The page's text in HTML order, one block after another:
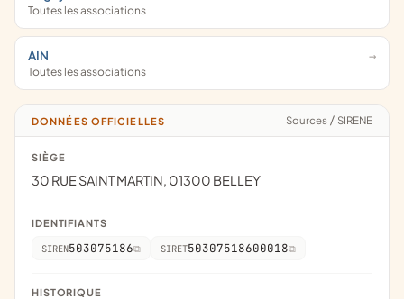
Toutes les associations
AIN
Toutes les associations
DONNÉES OFFICIELLES Sources / SIRENE
SIÈGE
30 RUE SAINT MARTIN, 01300 BELLEY
IDENTIFIANTS
SIREN503075186 SIRET50307518600018
HISTORIQUE